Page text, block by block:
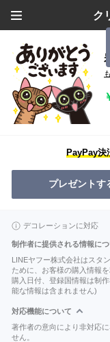
ク
PayPay決
プレゼントす
デコレーションに対応
制作者に提供される情報に
LINEヤフー株式会社はスタ
ために、お客様の購入情報を
購入日付、登録国情報は制
能な情報は含まれません)
対応機能について
著作者の意向により非対応
せん。